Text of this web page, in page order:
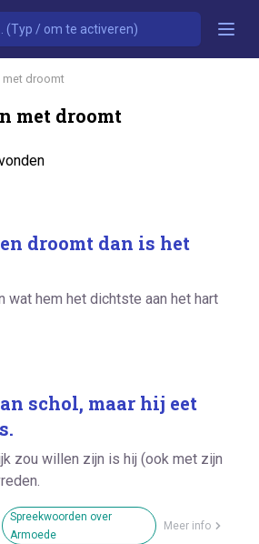
met droomt
met droomt
droomt dan is het
wat hem het dichtste aan het hart
schol, maar hij eet
zou willen zijn is hij (ook met zijn
Spreekwoorden over
Armoede
Meer info